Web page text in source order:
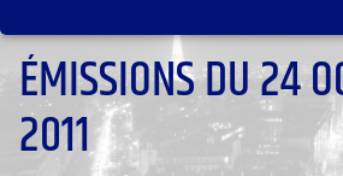
ÉMISSIONS DU 24
2011